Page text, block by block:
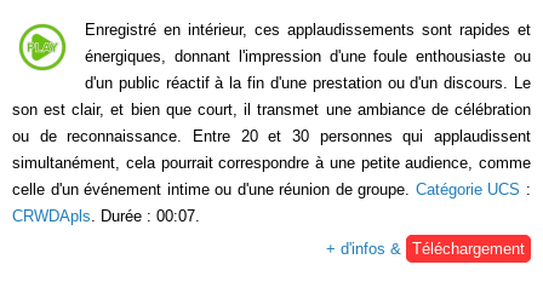
Enregistré en intérieur, ces applaudissements sont rapides et
énergiques, donnant l'impression d'une foule enthousiaste ou
d'un public réactif à la fin d'une prestation ou d'un discours. Le
son est clair, et bien que court, il transmet une ambiance de célébration
ou de reconnaissance. Entre 20 et 30 personnes qui applaudissent
simultanément, cela pourrait correspondre à une petite audience, comme
celle d'un événement intime ou d'une réunion de groupe. Catégorie UCS :
CRWDApls . Durée : 00:07.
+ d'infos &
Téléchargement